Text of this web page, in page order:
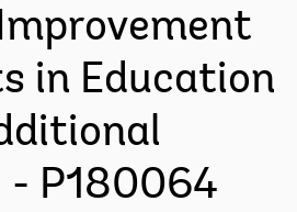
in Education
- P180064